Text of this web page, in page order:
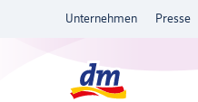
Unternehmen Presse